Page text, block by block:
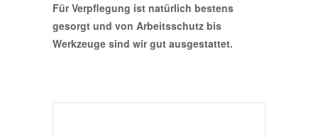
Für Verpflegung ist natürlich bestens
gesorgt und von Arbeitsschutz bis
Werkzeuge sind wir gut ausgestattet.